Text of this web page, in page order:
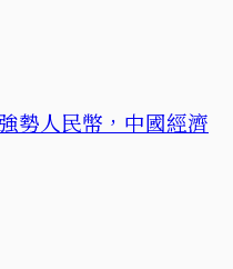
勢人民幣，中國經濟